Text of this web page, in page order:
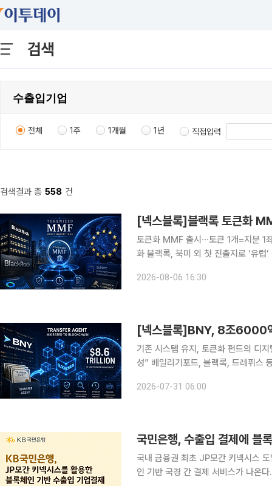
검색
전체 1주 1개월 1년 직접입력
검색결과 총 558 건
[넥스블록]블랙록 토큰화
토큰화 MMF 출시∙∙∙토큰 1개=지분 1
화 블랙록, 북미 외 첫 진출지로 ‘유럽
인 시장에서의 입지를 강화한다
2026-08-06 16:30
기존 시스템 유지, 토큰화 펀드의 디
성” 베일리기포드, 블랙록, 드레퓌스
이 블록체인에서 핵심 기록 보관 업무
2026-07-31 06:00
국민은행, 수출입 결제에 블
국내 금융권 최초 JP모간 키넥시스 도입…10개국
인 기반 국경 간 결제 서비스가 나온다. 국민은행은 JP모간의 블록체인 기반 결제 네트워크 '키